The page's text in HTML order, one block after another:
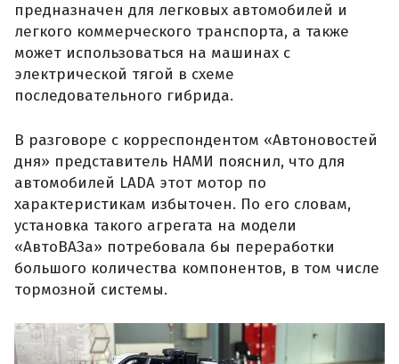
предназначен для легковых автомобилей и
легкого коммерческого транспорта, а также
может использоваться на машинах с
электрической тягой в схеме
последовательного гибрида.
В разговоре с корреспондентом «Автоновостей
дня» представитель НАМИ пояснил, что для
автомобилей LADA этот мотор по
характеристикам избыточен. По его словам,
установка такого агрегата на модели
«АвтоВАЗа» потребовала бы переработки
большого количества компонентов, в том числе
тормозной системы.